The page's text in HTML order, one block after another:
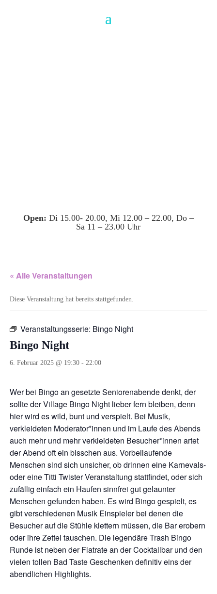
Open: Di 15.00- 20.00, Mi 12.00 – 22.00, Do –
Sa 11 – 23.00 Uhr
« Alle Veranstaltungen
Diese Veranstaltung hat bereits stattgefunden.
Veranstaltungsserie: Bingo Night
Bingo Night
6. Februar 2025 @ 19:30 - 22:00
Wer bei Bingo an gesetzte Seniorenabende denkt, der
sollte der Village Bingo Night lieber fern bleiben, denn
hier wird es wild, bunt und verspielt. Bei Musik,
verkleideten Moderator*innen und im Laufe des Abends
auch mehr und mehr verkleideten Besucher*innen artet
der Abend oft ein bisschen aus. Vorbeilaufende
Menschen sind sich unsicher, ob drinnen eine Karnevals-
oder eine Titti Twister Veranstaltung stattfindet, oder sich
zufällig einfach ein Haufen sinnfrei gut gelaunter
Menschen gefunden haben. Es wird Bingo gespielt, es
gibt verschiedenen Musik Einspieler bei denen die
Besucher auf die Stühle klettern müssen, die Bar erobern
oder ihre Zettel tauschen. Die legendäre Trash Bingo
Runde ist neben der Flatrate an der Cocktailbar und den
vielen tollen Bad Taste Geschenken definitiv eins der
abendlichen Highlights.